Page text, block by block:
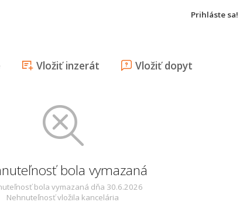
Prihláste sa!
Vložiť inzerát Vložiť dopyt
bola vymazaná
bola vymazaná dňa 30.6.2026
Nehnuteľnosť vložila kancelária